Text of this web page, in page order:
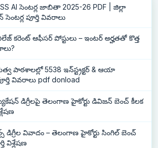
AI సెంటర్ల జాబితా 2025-26 PDF | జిల్లా
పూర్తి వివరాలు
కరెంట్ ఆఫీసర్ పోస్టులు – ఇంటర్ అర్హతతో కొత్త
పాఠశాలల్లో 5538 ఇన్‌స్ట్రక్టర్ & ఆయా
వివరాలు pdf donload
డిగ్రీలపై తెలంగాణ హైకోర్టు డివిజన్ బెంచ్ కీలక
డిగ్రీల వివాదం – తెలంగాణ హైకోర్టు సింగిల్ బెంచ్
విశ్లేషణ